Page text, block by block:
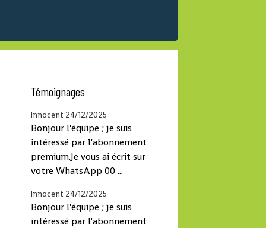
Témoignages
Innocent 24/12/2025
Bonjour l'équipe ; je suis
intéressé par l'abonnement
premium.Je vous ai écrit sur
votre WhatsApp 00 ...
Innocent 24/12/2025
Bonjour l'équipe ; je suis
intéressé par l'abonnement